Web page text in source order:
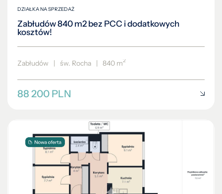
DZIAŁKA NA SPRZEDAŻ
Zabłudów 840 m2 bez PCC i dodatkowych
kosztów!
Zabłudów | św. Rocha | 840 m2
88 200 PLN